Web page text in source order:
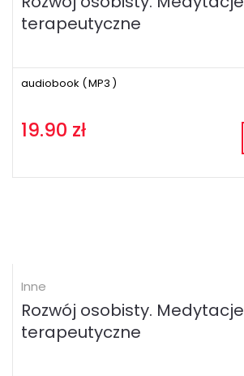
terapeutyczne
audiobook (MP3 )
19.90 zł
Inne
Rozwój osobisty. Medytacje
terapeutyczne